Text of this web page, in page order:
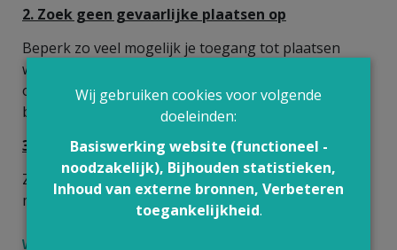
2. Zoek geen gevaarlijke plaatsen op
Beperk zo veel mogelijk je toegang tot plaatsen
waar je een zelfmoordpoging zou kunnen
ondernemen. Zorg dat je zo weinig mogelijk alleen
bent en zoek afleiding.
3.
Sluit jezelf niet op
Zorg dat de nooddiensten of andere hulpverleners
makkelijk bij jou kunnen raken als het nodig is.
Wat kan je als naaste doen?
Wij gebruiken cookies voor volgende
doeleinden:
Basiswerking website (functioneel -
noodzakelijk), Bijhouden statistieken,
Inhoud van externe bronnen, Verbeteren
toegankelijkheid.